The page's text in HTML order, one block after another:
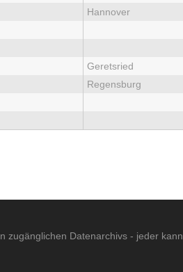
Hannover
Geretsried
Regensburg
zugänglichen Datenarchivs - jeder kann